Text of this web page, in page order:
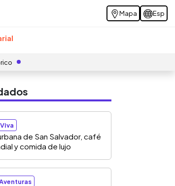
Mapa Esp
de San Salvador, café
y comida de lujo